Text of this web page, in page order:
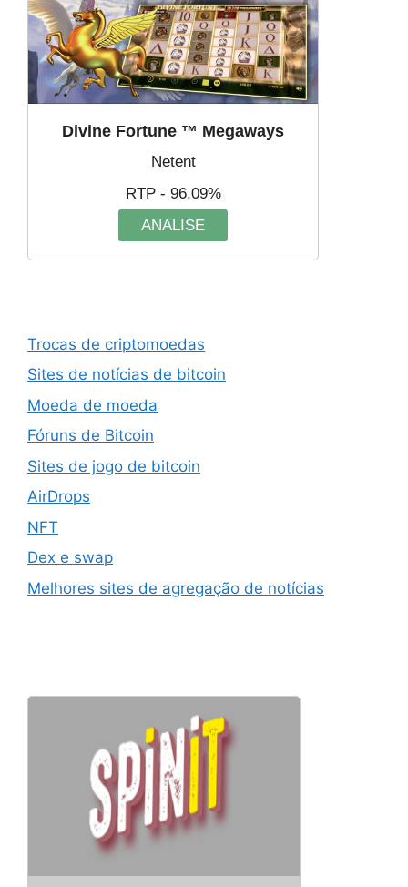
Divine Fortune ™ Megaways
Netent
RTP - 96,09%
ANALISE
Trocas de criptomoedas
Sites de notícias de bitcoin
Moeda de moeda
Fóruns de Bitcoin
Sites de jogo de bitcoin
AirDrops
NFT
Dex e swap
Melhores sites de agregação de notícias